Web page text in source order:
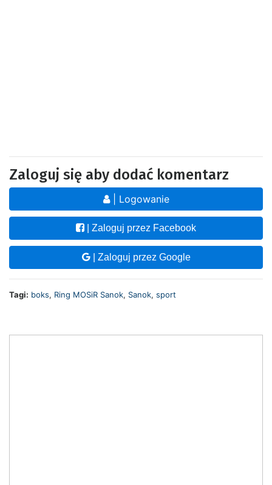
Zaloguj się aby dodać komentarz
| Logowanie
| Zaloguj przez Facebook
| Zaloguj przez Google
Tagi: boks, Ring MOSiR Sanok, Sanok, sport